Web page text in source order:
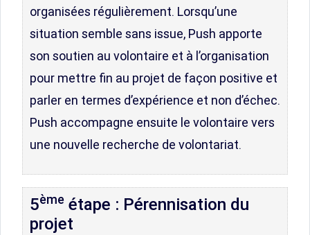
organisées régulièrement. Lorsqu’une
situation semble sans issue, Push apporte
son soutien au volontaire et à l’organisation
pour mettre fin au projet de façon positive et
parler en termes d’expérience et non d’échec.
Push accompagne ensuite le volontaire vers
une nouvelle recherche de volontariat.
5ème étape : Pérennisation du
projet